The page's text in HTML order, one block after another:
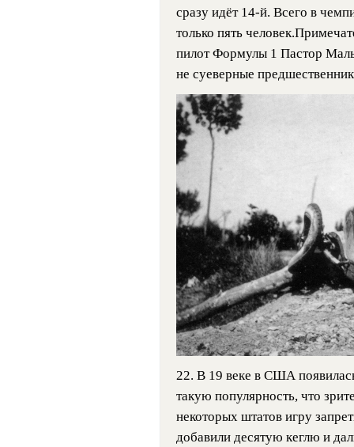
сразу идёт 14-й. Всего в
только пять
пилот Формулы 1 Пастор
не суеверные
22. В 19 веке в США
такую популярность, что
некоторых штатов игру
добавили десятую кеглю и